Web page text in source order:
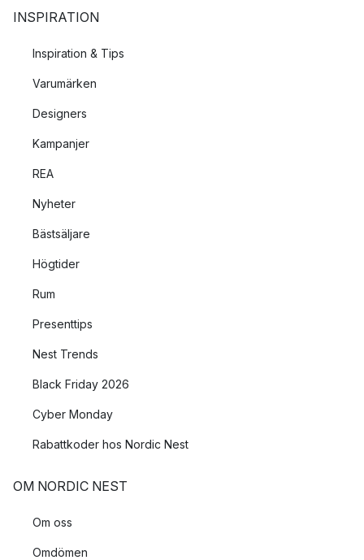
INSPIRATION
Inspiration & Tips
Varumärken
Designers
Kampanjer
REA
Nyheter
Bästsäljare
Högtider
Rum
Presenttips
Nest Trends
Black Friday 2026
Cyber Monday
Rabattkoder hos Nordic Nest
OM NORDIC NEST
Om oss
Omdömen